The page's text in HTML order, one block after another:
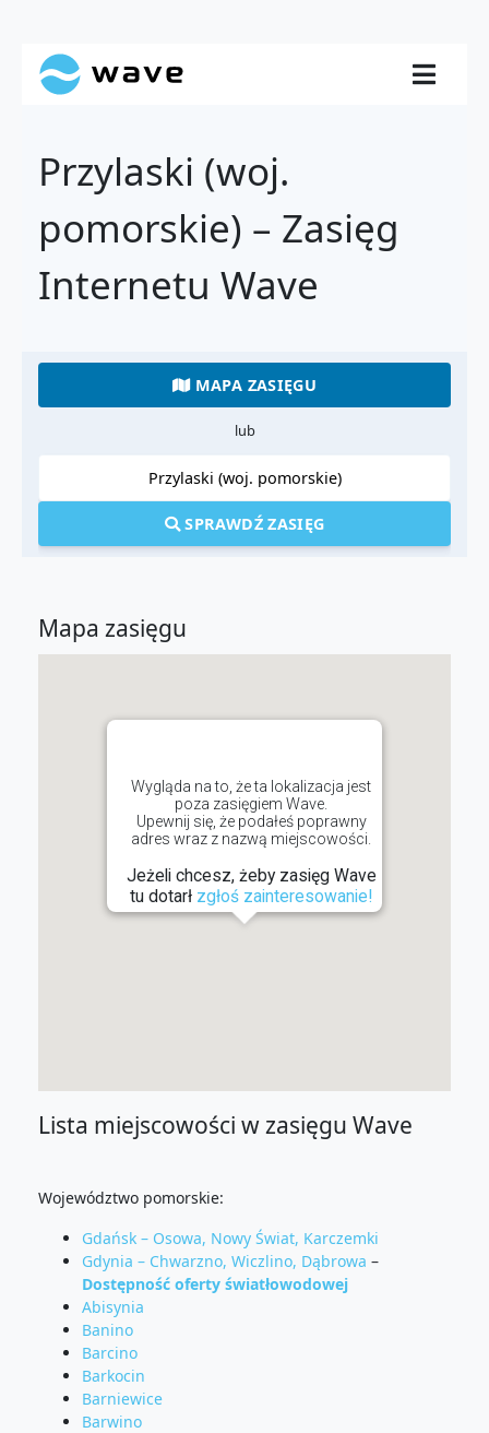
Przylaski (woj.
pomorskie) – Zasięg
Internetu Wave
MAPA ZASIĘGU
lub
SPRAWDŹ ZASIĘG
Mapa zasięgu
Wygląda na to, że ta lokalizacja jest
poza zasięgiem Wave.
Upewnij się, że podałeś poprawny
adres wraz z nazwą miejscowości.
Jeżeli chcesz, żeby zasięg Wave
tu dotarł zgłoś zainteresowanie!
Lista miejscowości w zasięgu Wave
Województwo pomorskie:
Gdańsk – Osowa, Nowy Świat, Karczemki
Gdynia – Chwarzno, Wiczlino, Dąbrowa –
Dostępność oferty światłowodowej
Abisynia
Banino
Barcino
Barkocin
Barniewice
Barwino